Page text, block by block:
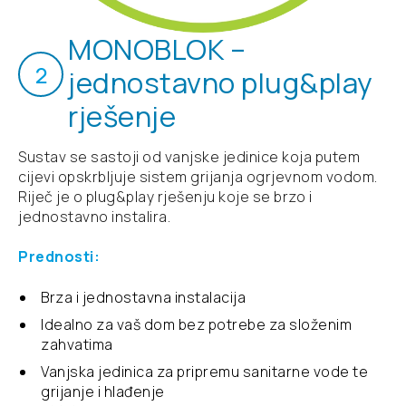
2
MONOBLOK –
jednostavno plug&play
rješenje
Sustav se sastoji od vanjske jedinice koja putem
cijevi opskrbljuje sistem grijanja ogrjevnom vodom.
Riječ je o plug&play rješenju koje se brzo i
jednostavno instalira.
Prednosti:
Brza i jednostavna instalacija
Idealno za vaš dom bez potrebe za složenim
zahvatima
Vanjska jedinica za pripremu sanitarne vode te
grijanje i hlađenje